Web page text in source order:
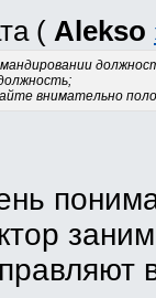
( Alekso
внимательно